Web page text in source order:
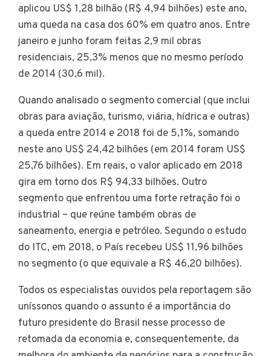
aplicou US$ 1,28 bilhão (R$ 4,94 bilhões) este ano,
uma queda na casa dos 60% em quatro anos. Entre
janeiro e junho foram feitas 2,9 mil obras
residenciais, 25,3% menos que no mesmo período
de 2014 (30,6 mil).
Quando analisado o segmento comercial (que inclui
obras para aviação, turismo, viária, hídrica e outras)
a queda entre 2014 e 2018 foi de 5,1%, somando
neste ano US$ 24,42 bilhões (em 2014 foram US$
25,76 bilhões). Em reais, o valor aplicado em 2018
gira em torno dos R$ 94,33 bilhões. Outro
segmento que enfrentou uma forte retração foi o
industrial – que reúne também obras de
saneamento, energia e petróleo. Segundo o estudo
do ITC, em 2018, o País recebeu US$ 11,96 bilhões
no segmento (o que equivale a R$ 46,20 bilhões).
Todos os especialistas ouvidos pela reportagem são
uníssonos quando o assunto é a importância do
futuro presidente do Brasil nesse processo de
retomada da economia e, consequentemente, da